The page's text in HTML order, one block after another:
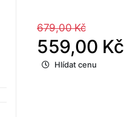
679,00 Kč
559,00 Kč
Hlídat cenu